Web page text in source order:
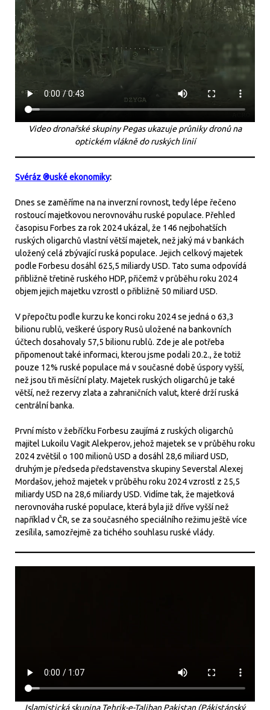
Video dronařské skupiny Pegas ukazuje průniky dronů na
optickém vlákně do ruských linií
Svéráz ®uské ekonomiky:
Dnes se zaměříme na na inverzní rovnost, tedy lépe řečeno
rostoucí majetkovou nerovnováhu ruské populace. Přehled
časopisu Forbes za rok 2024 ukázal, že 146 nejbohatších
ruských oligarchů vlastní větší majetek, než jaký má v bankách
uložený celá zbývající ruská populace. Jejich celkový majetek
podle Forbesu dosáhl 625,5 miliardy USD. Tato suma odpovídá
přibližně třetině ruského HDP, přičemž v průběhu roku 2024
objem jejich majetku vzrostl o přibližně 50 miliard USD.
V přepočtu podle kurzu ke konci roku 2024 se jedná o 63,3
bilionu rublů, veškeré úspory Rusů uložené na bankovních
účtech dosahovaly 57,5 bilionu rublů. Zde je ale potřeba
připomenout také informaci, kterou jsme podali 20.2., že totiž
pouze 12% ruské populace má v současné době úspory vyšší,
než jsou tři měsíční platy. Majetek ruských oligarchů je také
větší, než rezervy zlata a zahraničních valut, které drží ruská
centrální banka.
První místo v žebříčku Forbesu zaujímá z ruských oligarchů
majitel Lukoilu Vagit Alekperov, jehož majetek se v průběhu roku
2024 zvětšil o 100 milionů USD a dosáhl 28,6 miliard USD,
druhým je předseda představenstva skupiny Severstal Alexej
Mordašov, jehož majetek v průběhu roku 2024 vzrostl z 25,5
miliardy USD na 28,6 miliardy USD. Vidíme tak, že majetková
nerovnováha ruské populace, která byla již dříve vyšší než
například v ČR, se za současného speciálního režimu ještě více
zesílila, samozřejmě za tichého souhlasu ruské vlády.
Islamistická skupina Tehrik-e-Taliban Pakistan (Pákistánský